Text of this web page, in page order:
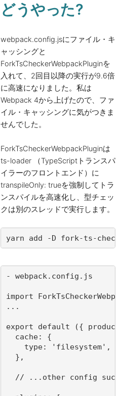
どうやった?
webpack.config.jsにファイル・キ
ャッシングと
ForkTsCheckerWebpackPluginを
入れて、2回目以降の実行が9.6倍
に高速になりました。私は
Webpack 4から上げたので、ファ
イル・キャッシングに気がつきま
せんでした。
ForkTsCheckerWebpackPluginは
ts-loader （TypeScriptトランスパ
イラーのフロントエンド）に
transpileOnly: trueを強制してトラ
ンスパイルを高速化し、型チェッ
クは別のスレッドで実行します。
yarn add -D fork-ts-
- webpack.config.js
import
...
export default ({
  cache: {
    type: 'filesystem',
  },
// ...other config